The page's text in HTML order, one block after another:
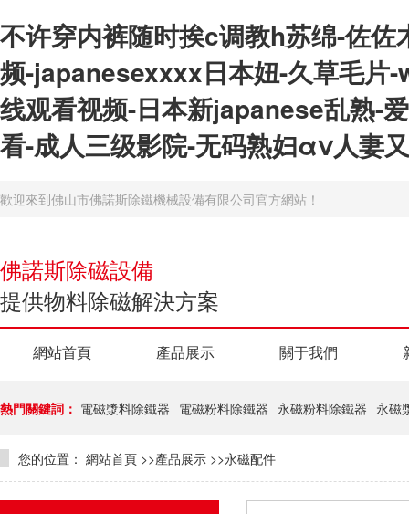
不许穿内裤随时挨c调教h苏绵-佐
频-japanesexxxx日本妞-久草毛片-
线观看视频-日本新japanese乱熟-
看-成人三级影院-无码熟妇αⅴ人妻
歡迎來到佛山市佛諾斯除鐵機械設備有限公司官方網站！
佛諾斯除磁設備
提供物料除磁解決方案
網站首頁 產品展示 關于我們
熱門關鍵詞： 電磁漿料除鐵器 電磁粉料除鐵器 永磁粉料除鐵器 永磁
您的位置： 網站首頁 >>產品展示 >>永磁配件